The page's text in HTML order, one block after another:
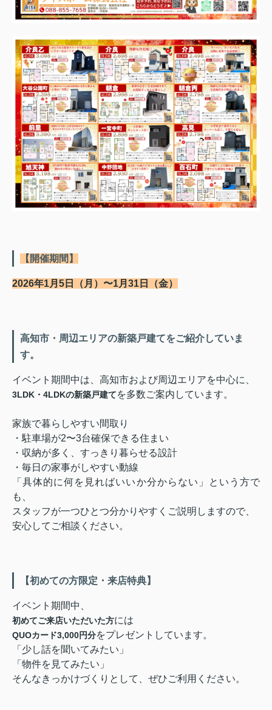
【開催期間】
2026年1月5日（月）〜1月31日（金）
高知市・周辺エリアの新築戸建てをご紹介していま
す。
イベント期間中は、高知市および周辺エリアを中心に、
3LDK・4LDKの新築戸建てを多数ご案内しています。
家族で暮らしやすい間取り
・駐車場が2〜3台確保できる住まい
・収納が多く、すっきり暮らせる設計
・毎日の家事がしやすい動線
「具体的に何を見ればいいか分からない」という方で
も、
スタッフが一つひとつ分かりやすくご説明しますので、
安心してご相談ください。
【初めての方限定・来店特典】
イベント期間中、
初めてご来店いただいた方には
QUOカード3,000円分をプレゼントしています。
「少し話を聞いてみたい」
「物件を見てみたい」
そんなきっかけづくりとして、ぜひご利用ください。